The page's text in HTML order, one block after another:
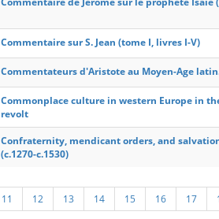
Commentaire sur S. Jean (tome I, livres I-V)
Commentateurs d'Aristote au Moyen-Age
Commonplace culture in western Europe in
revolt
Confraternity, mendicant orders, and
(c.1270-c.1530)
11 12 13 14 15 16 17